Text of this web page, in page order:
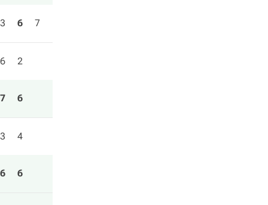
3 6 7
6 2
7 6
3 4
6 6